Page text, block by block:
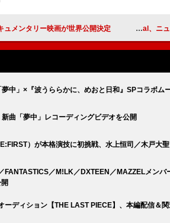
ュメンタリー映画が世界公開決定 Lunv
中」×『波うららかに、めおと日和』SPコラボム
曲「夢中」レコーディングビデオを公開
）が本格演技に初挑戦、水上恒司／木戸大
FANTASTICS／M!LK／DXTEEN／MAZZELメン
ーディション【THE LAST PIECE】、本編配信＆